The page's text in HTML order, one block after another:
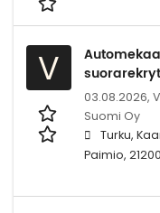
V
03.08.2026,
Suomi Oy
Turku,
Paimio,